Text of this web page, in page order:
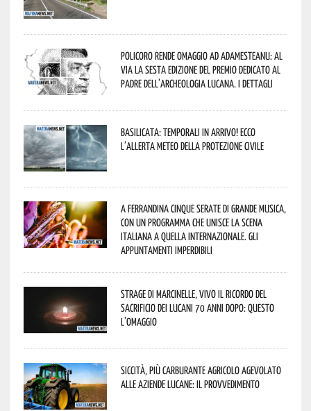
Policoro rende omaggio ad Adamesteanu: al
via la sesta edizione del Premio dedicato al
padre dell’archeologia lucana. I dettagli
Basilicata: temporali in arrivo! Ecco
l’allerta meteo della Protezione civile
A Ferrandina cinque serate di grande musica,
con un programma che unisce la scena
italiana a quella internazionale. Gli
appuntamenti imperdibili
Strage di Marcinelle, vivo il ricordo del
sacrificio dei lucani 70 anni dopo: questo
l’omaggio
Siccità, più carburante agricolo agevolato
alle aziende lucane: il provvedimento